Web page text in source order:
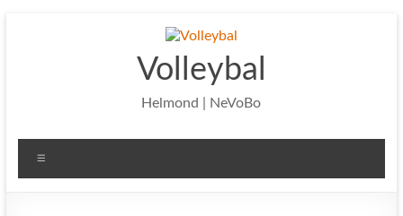
Volleybal
Helmond | NeVoBo